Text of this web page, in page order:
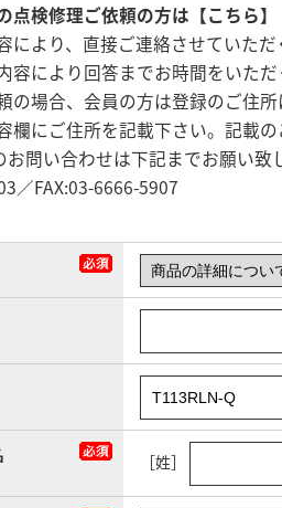
点検修理ご依頼の方は【こちら】
により、直接ご連絡させていた
容により回答までお時間をいた
の場合、会員の方は登録のご住
欄にご住所を記載下さい。記載
お問い合わせは下記までお願い致
／FAX:03-6666-5907
［姓］